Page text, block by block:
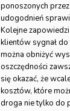
ponoszonych
udogodnień
Kolejne
klientów sygnał
można obniżyć
oszczędności
się okazać, że
kosztów, które
droga nie tylko do